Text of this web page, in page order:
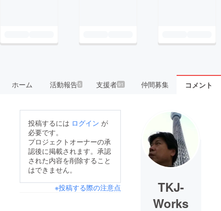
ホーム 活動報告5 支援者91 仲間募集 コメント
投稿するには ログイン が
必要です。
プロジェクトオーナーの承
認後に掲載されます。承認
された内容を削除すること
はできません。
※投稿する際の注意点
TKJ-
Works